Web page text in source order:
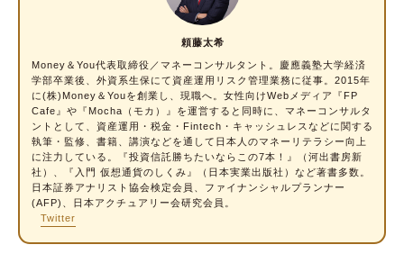
頼藤太希
Money＆You代表取締役／ マネーコンサルタント 。慶應義塾大学経済
学部卒業後、外資系生保にて資産運用リスク管理業務に従事。2015年
に(株)Money＆Youを創業し、現職へ。女性向けWebメディア『FP
Cafe』や『Mocha（モカ）』を運営すると同時に、マネーコンサルタ
ントとして、資産運用・税金・Fintech・キャッシュレスなどに関する
執筆・監修、書籍、講演などを通して日本人のマネーリテラシー向上
に注力している。『投資信託勝ちたいならこの7本！』（河出書房新
社）、『入門 仮想通貨のしくみ』（日本実業出版社）など著書多数。
日本証券アナリスト協会検定会員、ファイナンシャルプランナー
(AFP)、日本アクチュアリー会研究会員。
Twitter